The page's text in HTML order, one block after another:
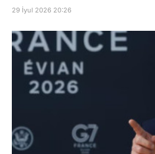
29 İyul 2026 20:26